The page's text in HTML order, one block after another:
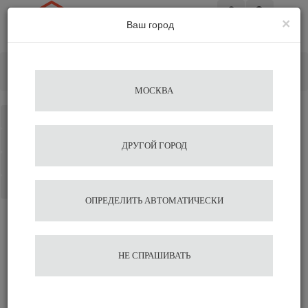
Кофемолка Mahlkoenig EK
43 S White
×
Ваш город
МОСКВА
ДРУГОЙ ГОРОД
ОПРЕДЕЛИТЬ АВТОМАТИЧЕСКИ
НЕ СПРАШИВАТЬ